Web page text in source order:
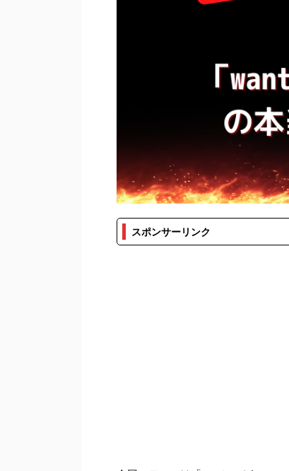
スポンサーリンク